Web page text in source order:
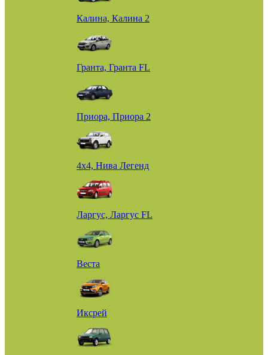
Калина, Калина 2
Гранта, Гранта FL
Приора, Приора 2
4х4, Нива Легенд
Ларгус, Ларгус FL
Веста
Иксрей